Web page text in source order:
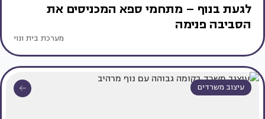
לגעת בנוף – מתחמי ספא המכניסים את
הסביבה פנימה
מערכת בית ונוי
עיצוב משרדים